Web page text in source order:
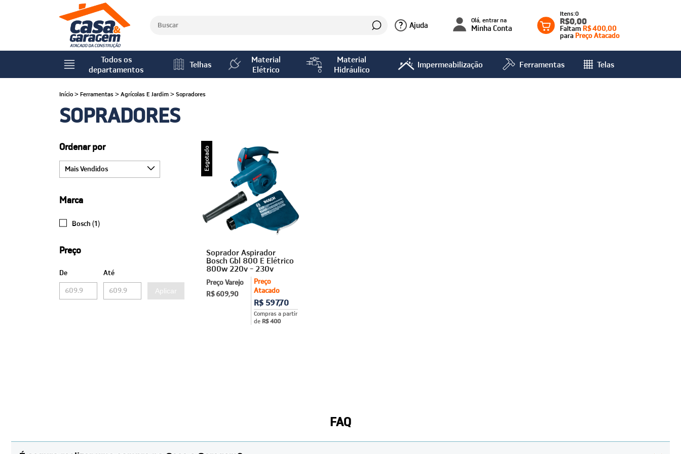
? Ajuda Olá, entrar na
Minha Conta
0
R$0,00
Faltam R$ 400,00
para Preço Atacado
Todos os
departamentos
Telhas
Material
Elétrico
Material
Hidráulico
Impermeabilização Ferramentas Telas
Início > Ferramentas > Agrícolas E Jardim > Sopradores
SOPRADORES
Ordenar por
Marca
Bosch (1)
Preço
De Até
Aplicar
Esgotado
Soprador Aspirador
Bosch Gbl 800 E Elétrico
800w 220v - 230v
Preço
Atacado
R$ 597,70
Compras a partir
de R$ 400
Preço Varejo
R$ 609,90
FAQ